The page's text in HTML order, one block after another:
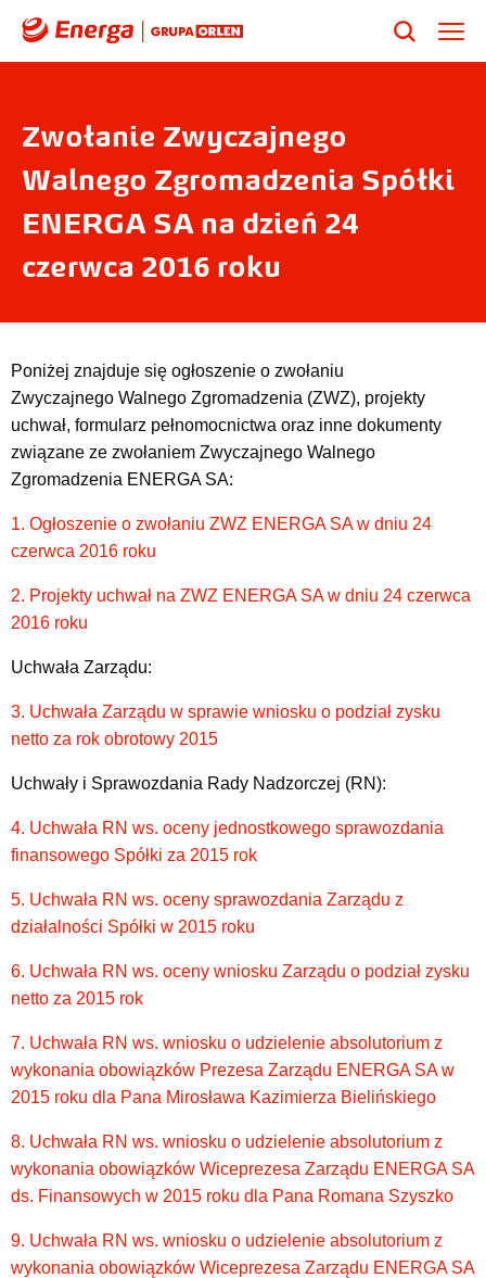
Zwołanie Zwyczajnego
Walnego Zgromadzenia Spółki
ENERGA SA na dzień 24
czerwca 2016 roku
Poniżej znajduje się ogłoszenie o zwołaniu
Zwyczajnego Walnego Zgromadzenia (ZWZ), projekty
uchwał, formularz pełnomocnictwa oraz inne dokumenty
związane ze zwołaniem Zwyczajnego Walnego
Zgromadzenia ENERGA SA:
1. Ogłoszenie o zwołaniu ZWZ ENERGA SA w dniu 24
czerwca 2016 roku
2. Projekty uchwał na ZWZ ENERGA SA w dniu 24 czerwca
2016 roku
Uchwała Zarządu:
3. Uchwała Zarządu w sprawie wniosku o podział zysku
netto za rok obrotowy 2015
Uchwały i Sprawozdania Rady Nadzorczej (RN):
4. Uchwała RN ws. oceny jednostkowego sprawozdania
finansowego Spółki za 2015 rok
5. Uchwała RN ws. oceny sprawozdania Zarządu z
działalności Spółki w 2015 roku
6. Uchwała RN ws. oceny wniosku Zarządu o podział zysku
netto za 2015 rok
7. Uchwała RN ws. wniosku o udzielenie absolutorium z
wykonania obowiązków Prezesa Zarządu ENERGA SA w
2015 roku dla Pana Mirosława Kazimierza Bielińskiego
8. Uchwała RN ws. wniosku o udzielenie absolutorium z
wykonania obowiązków Wiceprezesa Zarządu ENERGA SA
ds. Finansowych w 2015 roku dla Pana Romana Szyszko
9. Uchwała RN ws. wniosku o udzielenie absolutorium z
wykonania obowiązków Wiceprezesa Zarządu ENERGA SA